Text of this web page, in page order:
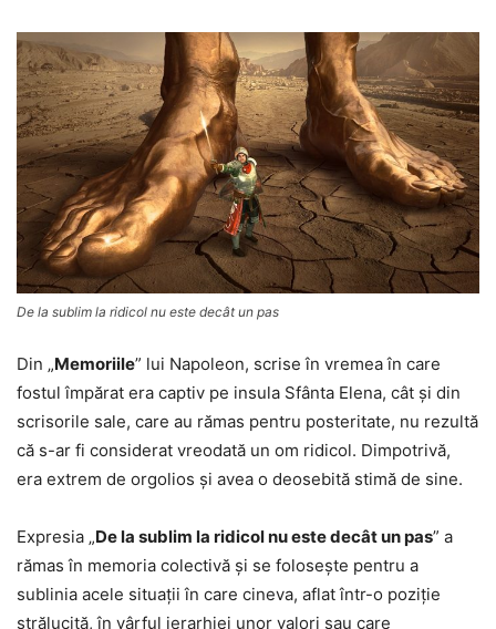
De la sublim la ridicol nu este decât un pas
Din „Memoriile” lui Napoleon, scrise în vremea în care
fostul împărat era captiv pe insula Sfânta Elena, cât și din
scrisorile sale, care au rămas pentru posteritate, nu rezultă
că s-ar fi considerat vreodată un om ridicol. Dimpotrivă,
era extrem de orgolios și avea o deosebită stimă de sine.
Expresia „De la sublim la ridicol nu este decât un pas” a
rămas în memoria colectivă și se folosește pentru a
sublinia acele situații în care cineva, aflat într-o poziție
strălucită, în vârful ierarhiei unor valori sau care